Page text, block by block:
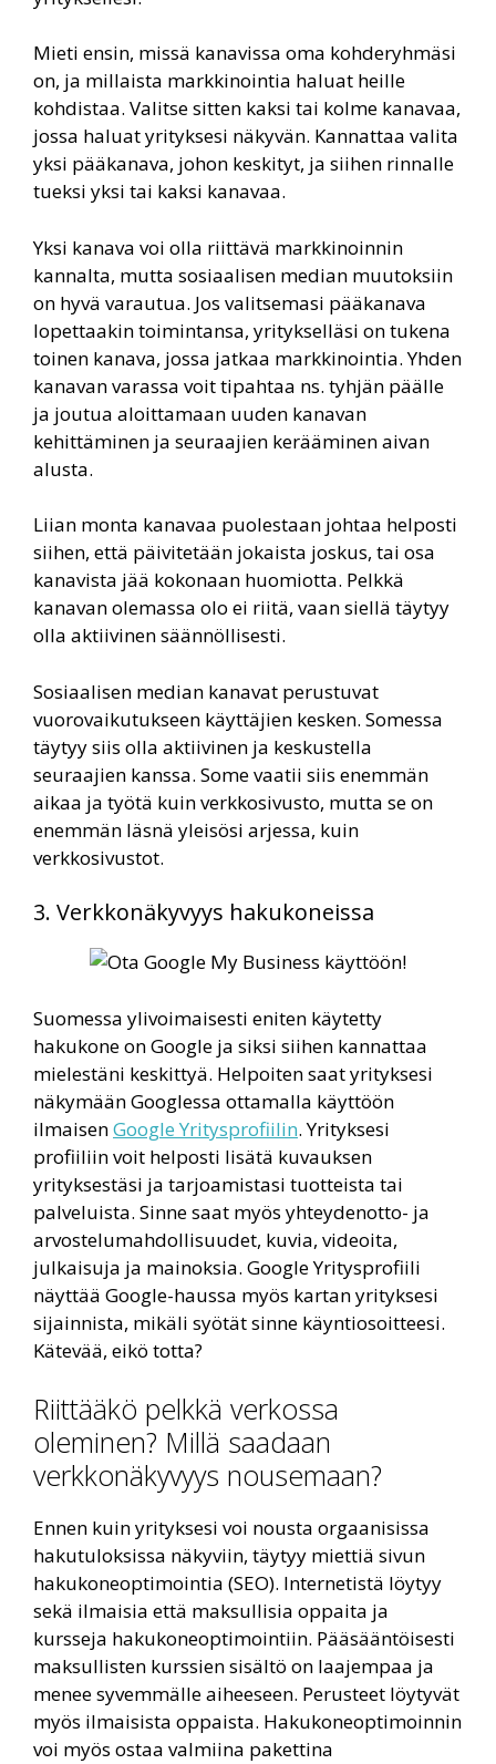
Mieti ensin, missä kanavissa oma kohderyhmäsi
on, ja millaista markkinointia haluat heille
kohdistaa. Valitse sitten kaksi tai kolme kanavaa,
jossa haluat yrityksesi näkyvän. Kannattaa valita
yksi pääkanava, johon keskityt, ja siihen rinnalle
tueksi yksi tai kaksi kanavaa.
Yksi kanava voi olla riittävä markkinoinnin
kannalta, mutta sosiaalisen median muutoksiin
on hyvä varautua. Jos valitsemasi pääkanava
lopettaakin toimintansa, yritykselläsi on tukena
toinen kanava, jossa jatkaa markkinointia. Yhden
kanavan varassa voit tipahtaa ns. tyhjän päälle
ja joutua aloittamaan uuden kanavan
kehittäminen ja seuraajien kerääminen aivan
alusta.
Liian monta kanavaa puolestaan johtaa helposti
siihen, että päivitetään jokaista joskus, tai osa
kanavista jää kokonaan huomiotta. Pelkkä
kanavan olemassa olo ei riitä, vaan siellä täytyy
olla aktiivinen säännöllisesti.
Sosiaalisen median kanavat perustuvat
vuorovaikutukseen käyttäjien kesken. Somessa
täytyy siis olla aktiivinen ja keskustella
seuraajien kanssa. Some vaatii siis enemmän
aikaa ja työtä kuin verkkosivusto, mutta se on
enemmän läsnä yleisösi arjessa, kuin
verkkosivustot.
3. Verkkonäkyvyys hakukoneissa
Suomessa ylivoimaisesti eniten käytetty
hakukone on Google ja siksi siihen kannattaa
mielestäni keskittyä. Helpoiten saat yrityksesi
näkymään Googlessa ottamalla käyttöön
ilmaisenGoogle Yritysprofiilin. Yrityksesi
profiiliin voit helposti lisätä kuvauksen
yrityksestäsi ja tarjoamistasi tuotteista tai
palveluista. Sinne saat myös yhteydenotto- ja
arvostelumahdollisuudet, kuvia, videoita,
julkaisuja ja mainoksia. Google Yritysprofiili
näyttää Google-haussa myös kartan yrityksesi
sijainnista, mikäli syötät sinne käyntiosoitteesi.
Kätevää, eikö totta?
Riittääkö pelkkä verkossa
oleminen? Millä saadaan
verkkonäkyvyys nousemaan?
Ennen kuin yrityksesi voi nousta orgaanisissa
hakutuloksissa näkyviin, täytyy miettiä sivun
hakukoneoptimointia (SEO). Internetistä löytyy
sekä ilmaisia että maksullisia oppaita ja
kursseja hakukoneoptimointiin. Pääsääntöisesti
maksullisten kurssien sisältö on laajempaa ja
menee syvemmälle aiheeseen. Perusteet löytyvät
myös ilmaisista oppaista. Hakukoneoptimoinnin
voi myös ostaa valmiina pakettina